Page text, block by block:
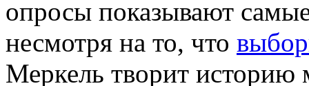
опросы показывают
несмотря на то, что
Меркель творит историю